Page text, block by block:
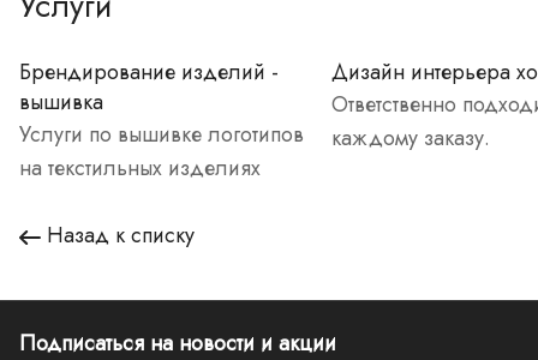
Брендирование изделий -
вышивка
Услуги по вышивке логотипов
на текстильных изделиях
Дизайн интерьера
Ответственно
каждому заказу.
Назад к списку
Подписаться на новости и акции